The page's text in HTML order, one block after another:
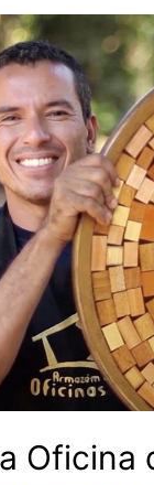
Oficina